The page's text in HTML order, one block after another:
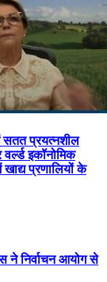
सतत प्रयत्नशील
इकॉनोमिक
प्रणालियों के
ने निर्वाचन आयोग से